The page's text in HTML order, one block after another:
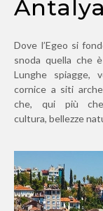
Antalya
Dove l’Egeo si
snoda quella che
Lunghe spiagge,
cornice a siti
che, qui più
cultura, bellezze